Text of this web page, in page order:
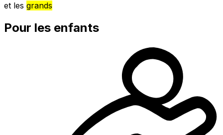
et les grands
Pour les enfants